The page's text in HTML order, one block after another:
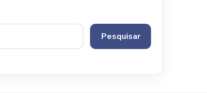
Pesquisar